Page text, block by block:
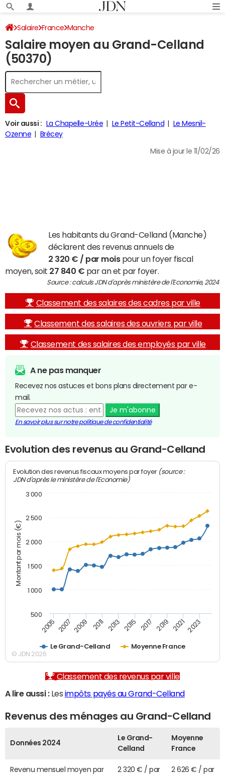
Salaire France Manche
Salaire moyen au Grand-Celland
(50370)
Voir aussi : La Chapelle-Urée Le Petit-Celland
Le Mesnil-
Ozenne
Brécey
Mise à jour le 11/02/26
Les habitants du Grand-Celland (Manche)
déclarent des revenus annuels de
2 320 € / par moispour un foyer fiscal
moyen, soit 27 840 € par an et par foyer.
Source : calculs JDN d'après ministère de l'Economie, 2024
Classement des salaires des cadres par ville
Classement des salaires des ouvriers par ville
Classement des salaires des employés par ville
A ne pas manquer
Recevez nos astuces et bons plans directement par e-
mail.
Je m'abonne
En savoir plus sur notre politique de confidentialité
Evolution des revenus au Grand-Celland
Montant par mois (€)
Evolution des revenus fiscaux moyens par foyer (source :
JDN d'après le ministère de l'Economie)
Le Grand-Celland Moyenne France
2005 2007 2009 2011 2013 2015 2017 2019 2021 2023
500
1 000
1 500
2 000
2 500
3 000
© JDN 2026
Classement des revenus par ville
A lire aussi :Les impôts payés au Grand-Celland
Revenus des ménages au Grand-Celland
Données 2024
Le Grand-
Celland
Moyenne
France
Revenu mensuel moyen par
2 320 € / par
2 626 € / par